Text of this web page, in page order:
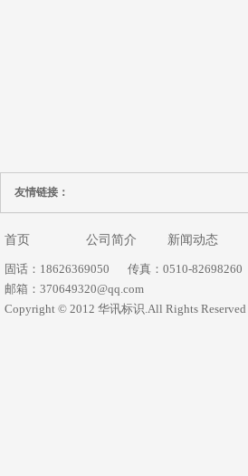
友情链接：
首页 公司简介 新闻动态
固话：18626369050
传真：0510-82698260
邮箱：370649320@qq.com
Copyright © 2012 华讯标识.All Rights Reserved